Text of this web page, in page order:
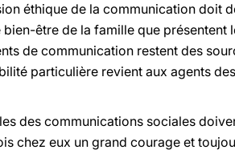
éthique de la communication doit
être de la famille que présentent
de communication restent des
particulière revient aux agents
des communications sociales
chez eux un grand courage et